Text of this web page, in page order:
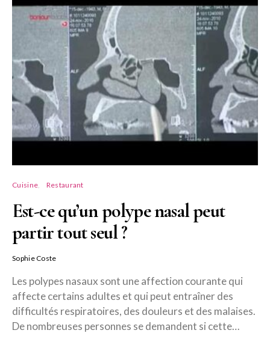
Cuisine Restaurant
Est-ce qu’un polype nasal peut
partir tout seul ?
Sophie Coste
Les polypes nasaux sont une affection courante qui
affecte certains adultes et qui peut entraîner des
difficultés respiratoires, des douleurs et des malaises.
De nombreuses personnes se demandent si cette…